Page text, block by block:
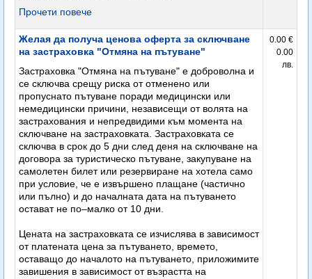
Прочети повече
Желая да получа ценова оферта за сключване
на застраховка "Отмяна на пътуване"
Застраховка "Отмяна на пътуване" е доброволна и
се сключва срещу риска от отменено или
пропуснато пътуване поради медицински или
немедицински причини, независещи от волята на
застрахования и непредвидими към момента на
сключване на застраховката. Застраховката се
сключва в срок до 5 дни след деня на сключване на
договора за туристическо пътуване, закупуване на
самолетен билет или резервиране на хотела само
при условие, че е извършено плащане (частично
или пълно) и до началната дата на пътуването
остават не по–малко от 10 дни.
Цената на застраховката се изчислява в зависимост
от платената цена за пътуването, времето,
оставащо до началото на пътуването, приложимите
завишения в зависимост от възрастта на
0.00 €
0.00
лв.